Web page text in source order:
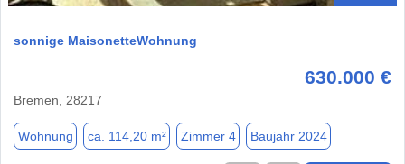
sonnige MaisonetteWohnung
630.000 €
Bremen, 28217
Wohnung ca. 114,20 m² Zimmer 4 Baujahr 2024